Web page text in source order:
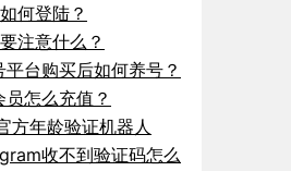
何登陆？
注意什么？
台购买后如何养号？
怎么充值？
方年龄验证机器人
收不到验证码怎么